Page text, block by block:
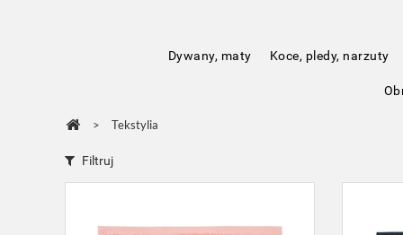
Dywany, maty Koce, pledy, narzuty
> Tekstylia
Filtruj